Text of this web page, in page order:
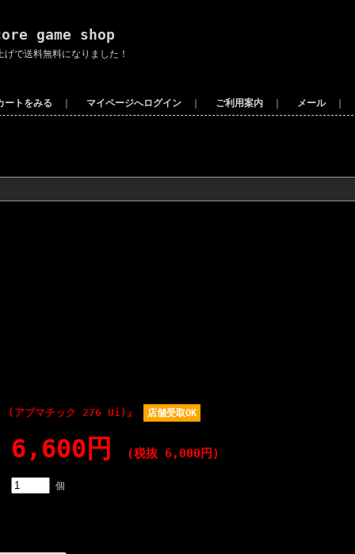
game shop
で送料無料になりました！
ートをみる マイページへログイン ご利用案内 メール
ブマチック 276 Ui)』
店舗受取OK
6,600円 (税抜 6,000円)
個